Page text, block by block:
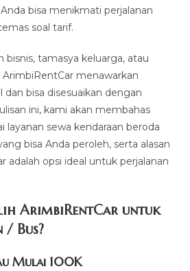
bisa menikmati perjalanan
soal tarif.
bisnis, tamasya keluarga, atau
ArimbiRentCar menawarkan
dan bisa disesuaikan dengan
ini, kami akan membahas
layanan sewa kendaraan beroda
bisa Anda peroleh, serta alasan
adalah opsi ideal untuk perjalanan
ArimbiRentCar untuk
/ Bus?
Mulai 100K